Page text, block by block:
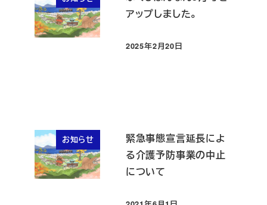
アップしました。
投稿日
2025年2月20日
お知らせ
緊急事態宣言延長によ
る介護予防事業の中止
について